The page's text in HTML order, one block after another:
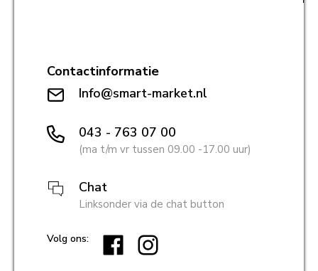
Contactinformatie
Info@smart-market.nl
043 - 763 07 00
(ma t/m vr tussen 09.00 -17.00 uur)
Chat
Linksonder via de chat button
Volg ons: